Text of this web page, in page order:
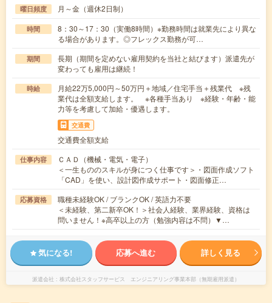
曜日頻度 月～金（週休2日制）
時間
8：30～17：30（実働8時間）※勤務時間は就業先により異な
る場合があります。◎フレックス勤務が可…
期間
長期（期間を定めない雇用契約を当社と結びます）派遣先が
変わっても雇用は継続！
時給
月給22万5,000円～50万円＋地域／住宅手当＋残業代 ※残
業代は全額支給します。 ※各種手当あり ※経験・年齢・能
力等を考慮して加給・優遇します。
交通費
交通費全額支給
仕事内容
ＣＡＤ（機械・電気・電子）
＜一生もののスキルが身につく仕事です＞・図面作成ソフト
「CAD」を使い、設計図作成サポート・図面修正…
応募資格
職種未経験OK / ブランクOK / 英語力不要
＜未経験、第二新卒OK！＞社会人経験、業界経験、資格は
問いません！※高卒以上の方（勉強内容は不問）▼…
気になる! 応募へ進む 詳しく見る
派遣会社 株式会社スタッフサービス エンジニアリング事業本部（無期雇用派遣）